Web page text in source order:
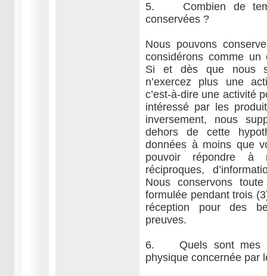
5. Combien de
conservées ?
Nous pouvons
considérons comme un
Si et dès que nous
n’exercez plus une
c’est-à-dire une activité
intéressé par les
inversement, nous
dehors de cette
données à moins que
pouvoir répondre à
réciproques,
Nous conservons
formulée pendant trois
réception pour des
preuves.
6. Quels sont mes
physique concernée par